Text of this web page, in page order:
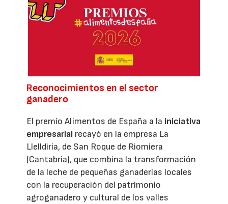
Reconocimientos en el sector
ganadero
El premio Alimentos de España a la iniciativa
empresarial recayó en la empresa La
Llelldiría, de San Roque de Riomiera
(Cantabria), que combina la transformación
de la leche de pequeñas ganaderías locales
con la recuperación del patrimonio
agroganadero y cultural de los valles